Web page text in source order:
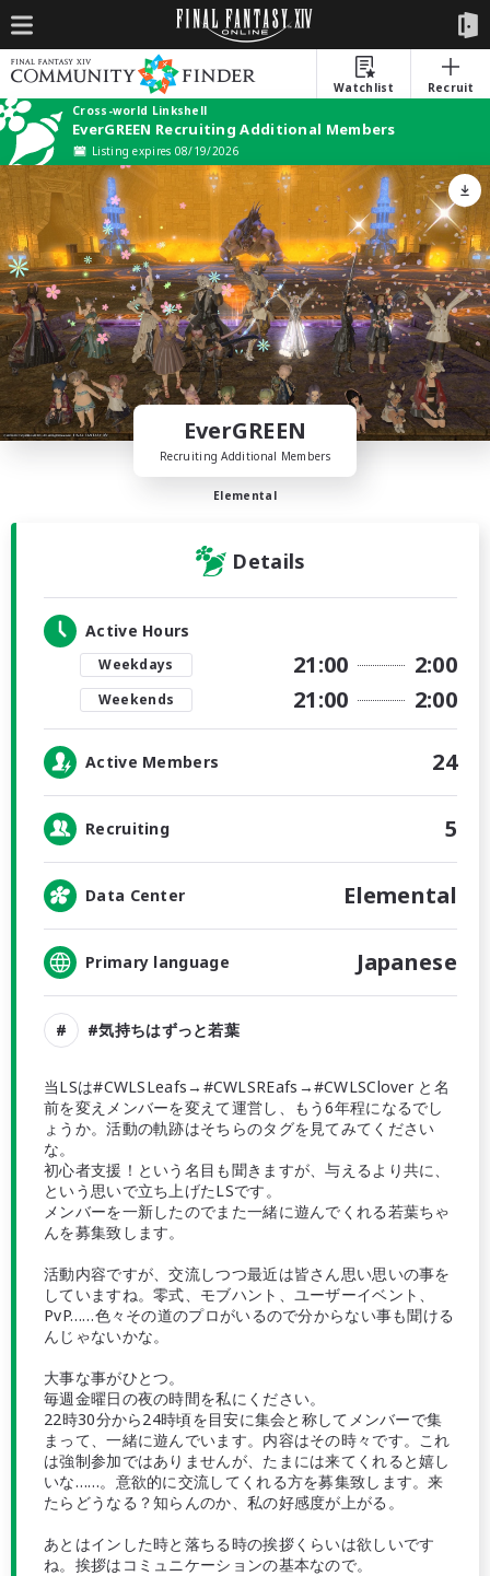
Watchlist
Recruit
Cross-world Linkshell
EverGREEN Recruiting Additional Members
Listing expires 08/19/2026
EverGREEN
Recruiting Additional Members
Elemental
Details
Active Hours
Weekdays 21:00 2:00
Weekends 21:00 2:00
Active Members 24
Recruiting 5
Data Center Elemental
Primary language Japanese
#気持ちはずっと若葉
当LSは#CWLSLeafs→#CWLSREafs→#CWLSClover と名
前を変えメンバーを変えて運営し、もう6年程になるでし
ょうか。活動の軌跡はそちらのタグを見てみてください
な。
初心者支援！という名目も聞きますが、与えるより共に、
という思いで立ち上げたLSです。
メンバーを一新したのでまた一緒に遊んでくれる若葉ちゃ
んを募集致します。
活動内容ですが、交流しつつ最近は皆さん思い思いの事を
していますね。零式、モブハント、ユーザーイベント、
PvP……色々その道のプロがいるので分からない事も聞ける
んじゃないかな。
大事な事がひとつ。
毎週金曜日の夜の時間を私にください。
22時30分から24時頃を目安に集会と称してメンバーで集
まって、一緒に遊んでいます。内容はその時々です。これ
は強制参加ではありませんが、たまには来てくれると嬉し
いな……。意欲的に交流してくれる方を募集致します。来
たらどうなる？知らんのか、私の好感度が上がる。
あとはインした時と落ちる時の挨拶くらいは欲しいです
ね。挨拶はコミュニケーションの基本なので。